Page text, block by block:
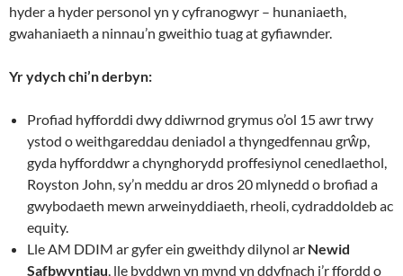
hyder a hyder personol yn y cyfranogwyr – hunaniaeth,
gwahaniaeth a ninnau’n gweithio tuag at gyfiawnder.
Yr ydych chi’n derbyn:
Profiad hyfforddi dwy ddiwrnod grymus o’ol 15 awr trwy
ystod o weithgareddau deniadol a thyngedfennau grŵp,
gyda hyfforddwr a chynghorydd proffesiynol cenedlaethol,
Royston John, sy’n meddu ar dros 20 mlynedd o brofiad a
gwybodaeth mewn arweinyddiaeth, rheoli, cydraddoldeb ac
equity.
Lle AM DDIM ar gyfer ein gweithdy dilynol ar Newid
Safbwyntiau , lle byddwn yn mynd yn ddyfnach i’r ffordd o